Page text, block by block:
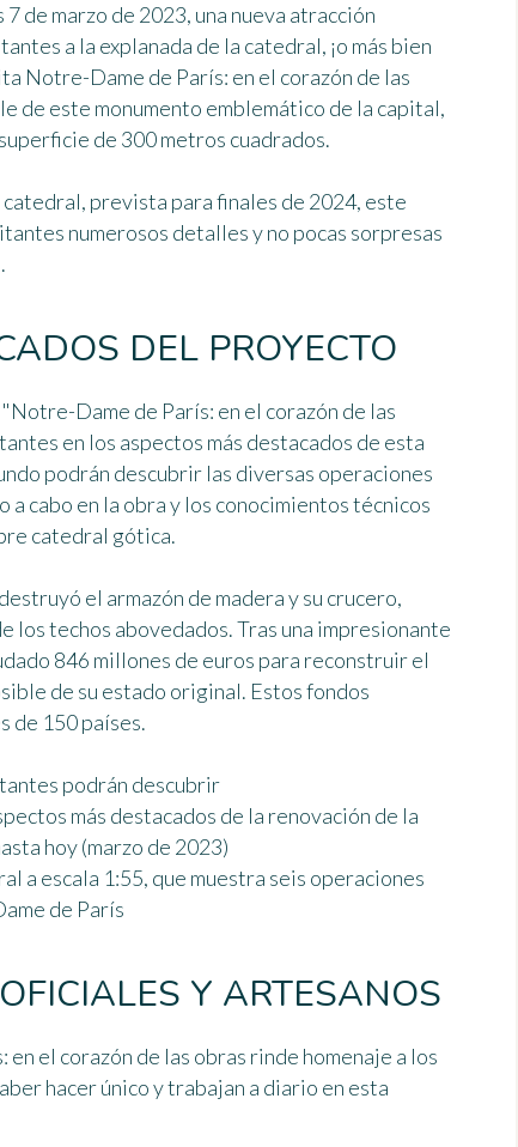
de marzo de 2023, una nueva atracción
a la explanada de la catedral, ¡o más bien
Notre-Dame de París: en el corazón de las
de este monumento emblemático de la capital,
de 300 metros cuadrados.
prevista para finales de 2024, este
numerosos detalles y no pocas sorpresas
DEL PROYECTO
Dame de París: en el corazón de las
en los aspectos más destacados de esta
podrán descubrir las diversas operaciones
a cabo en la obra y los conocimientos técnicos
catedral gótica.
el armazón de madera y su crucero,
los techos abovedados. Tras una impresionante
846 millones de euros para reconstruir el
de su estado original. Estos fondos
de 150 países.
podrán descubrir
más destacados de la renovación de la
hoy (marzo de 2023)
a escala 1:55, que muestra seis operaciones
de París
Y ARTESANOS
el corazón de las obras rinde homenaje a los
hacer único y trabajan a diario en esta